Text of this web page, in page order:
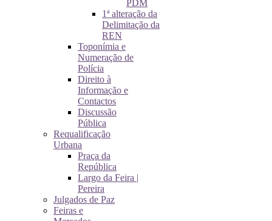
PDM
1ª alteração da
Delimitação da
REN
Toponímia e
Numeração de
Polícia
Direito à
Informação e
Contactos
Discussão
Pública
Requalificação
Urbana
Praça da
República
Largo da Feira |
Pereira
Julgados de Paz
Feiras e